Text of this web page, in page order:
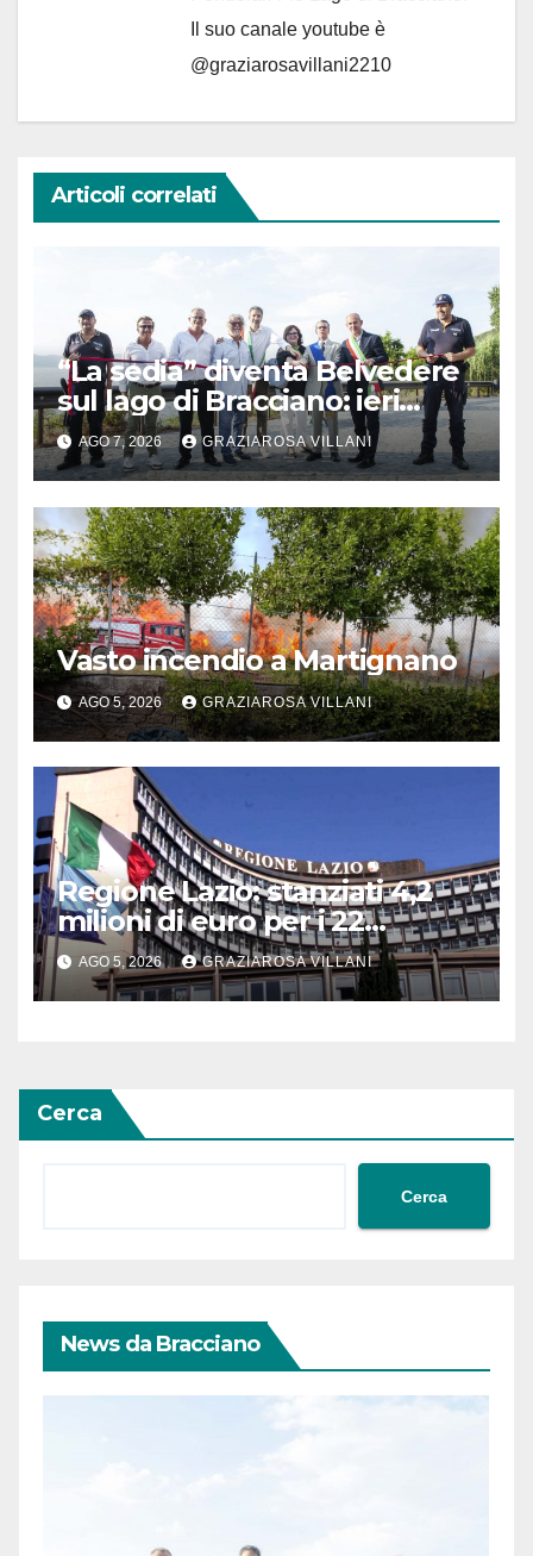
Il suo canale youtube è
@graziarosavillani2210
Articoli correlati
“La sedia” diventa Belvedere
sul lago di Bracciano: ieri
l’inaugurazione
AGO 7, 2026 GRAZIAROSA VILLANI
Vasto incendio a Martignano
AGO 5, 2026 GRAZIAROSA VILLANI
Regione Lazio: stanziati 4,2
milioni di euro per i 22
Comuni dell’Etruria
Meridionale
AGO 5, 2026 GRAZIAROSA VILLANI
Cerca
Cerca
News da Bracciano